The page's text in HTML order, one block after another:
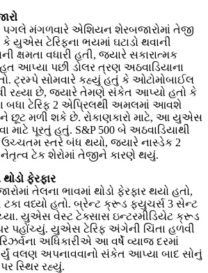
પગલે મંગળવારે એશિયન શેરબજારોમાં તેજી
કે યુએસ ટેરિફના ભયમાં ઘટાડો થવાની
ક્ષમતા વધારી હતી, જ્યારે સકારાત્મક
આપ્યા પછી ડોલર ત્રણ અઠવાડિયાના
ટ્રમ્પે સોમવારે કહ્યું હતું કે ઓટોમોબાઈલ
રહ્યા છે, જ્યારે તેમણે સંકેત આપ્યો હતો કે
બધા ટેરિફ 2 એપ્રિલથી અમલમાં આવશે
છૂટ મળી શકે છે. રોકાણકારો માટે, આ યુએસ
માટે પૂરતું હતું. S&P 500 બે અઠવાડિયાથી
ઉચ્ચતમ સ્તરે બંધ થયો, જ્યારે નાસ્ડેક 2
ટેક શેરોમાં તેજીને કારણે થયું.
ફેરફાર
તેલના ભાવમાં થોડો ફેરફાર થયો હતો,
વધ્યો હતો. બ્રેન્ટ ક્રૂડ ફ્યુચર્સ 3 સેન્ટ
યુએસ વેસ્ટ ટેક્સાસ ઇન્ટરમીડિયેટ ક્રૂડ
પહોંચ્યું. યુએસ ટેરિફ અંગેની ચિંતા હળવી
અધિકારીએ આ વર્ષે વ્યાજ દરમાં
વલણ અપનાવવાનો સંકેત આપ્યા બાદ સોનું
સ્થિર રહ્યું.